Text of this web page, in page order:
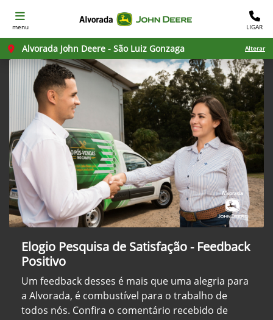
menu LIGAR
Alvorada John Deere - São Luiz Gonzaga Alterar
Elogio Pesquisa de Satisfação - Feedback
Positivo
Um feedback desses é mais que uma alegria para
a Alvorada, é combustível para o trabalho de
todos nós. Confira o comentário recebido de